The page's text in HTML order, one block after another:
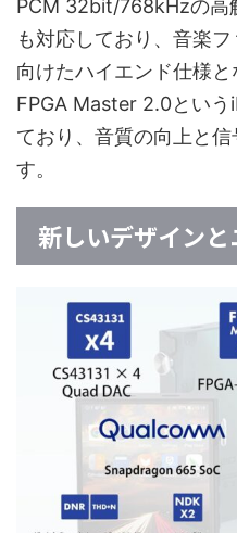
PCM 32bit/768kHzの高
も対応しており、音楽
向けたハイエンド仕様と
FPGA Master 2.0という
ており、音質の向上と
す。
新しいデザインと